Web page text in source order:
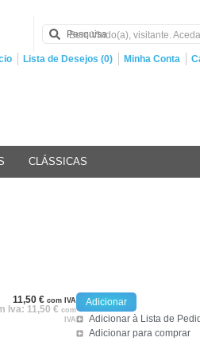
Bem Vindo(a), visitante.
Lista de Desejos (0) Minha Conta
CLÁSSICAS
11,50 € com IVA
Iva: 11,50 € com
IVA
Adicionar
Adicionar à Lista de
Adicionar para comprar